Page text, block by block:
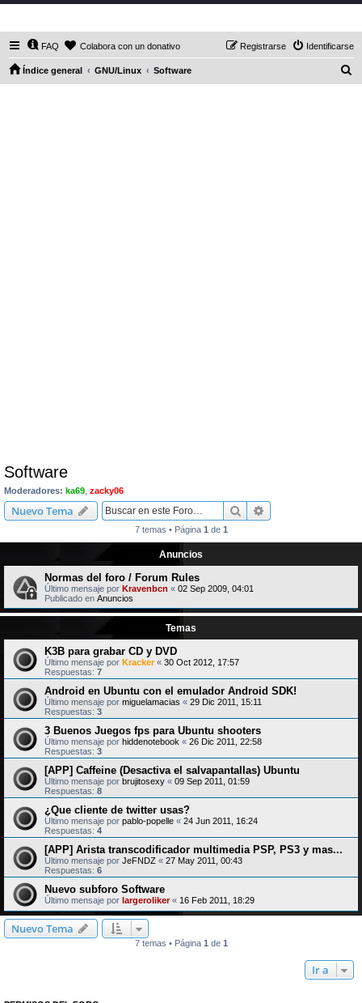
FAQ Colabora con un donativo Identificarse
Registrarse
Índice general GNU/Linux Software
Software
Moderadores: ka69 zacky06
Nuevo Tema Buscar
7 temas • Página 1 de 1
Anuncios
Normas del foro / Forum Rules
Último mensaje por Kravenbcn « 02 Sep 2009, 04:01
Publicado en Anuncios
Temas
K3B para grabar CD y DVD
Último mensaje por Kracker« 30 Oct 2012, 17:57
Respuestas: 7
Android en Ubuntu con el emulador Android SDK!
Último mensaje por miguelamacias « 29 Dic 2011, 15:11
Respuestas: 3
3 Buenos Juegos fps para Ubuntu shooters
Último mensaje por hiddenotebook « 26 Dic 2011, 22:58
Respuestas: 3
[APP] Caffeine (Desactiva el salvapantallas) Ubuntu
Último mensaje por brujitosexy « 09 Sep 2011, 01:59
Respuestas: 8
¿Que cliente de twitter usas?
Último mensaje por pablo-popelle « 24 Jun 2011, 16:24
Respuestas: 4
[APP] Arista transcodificador multimedia PSP, PS3 y mas...
Último mensaje por JeFNDZ « 27 May 2011, 00:43
Respuestas: 6
Nuevo subforo Software
Último mensaje por largeroliker« 16 Feb 2011, 18:29
Nuevo Tema
7 temas • Página 1 de 1
Ir a